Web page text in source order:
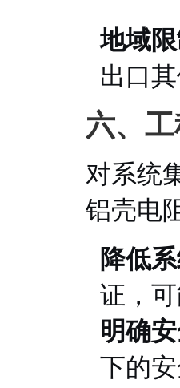
地域
出口
六、
对系统
铝壳电
降低
证，
明确
下的